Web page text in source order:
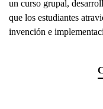
un curso grupal,
que los estudiantes
invención e